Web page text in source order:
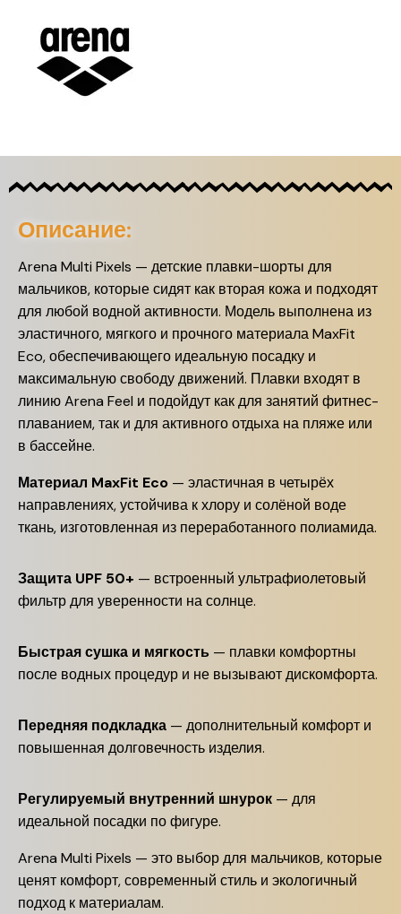
Описание:
Arena Multi Pixels — детские плавки-шорты для
мальчиков, которые сидят как вторая кожа и подходят
для любой водной активности. Модель выполнена из
эластичного, мягкого и прочного материала MaxFit
Eco, обеспечивающего идеальную посадку и
максимальную свободу движений. Плавки входят в
линию Arena Feel и подойдут как для занятий фитнес-
плаванием, так и для активного отдыха на пляже или
в бассейне.
Материал MaxFit Eco — эластичная в четырёх
направлениях, устойчива к хлору и солёной воде
ткань, изготовленная из переработанного полиамида.
Защита UPF 50+ — встроенный ультрафиолетовый
фильтр для уверенности на солнце.
Быстрая сушка и мягкость — плавки комфортны
после водных процедур и не вызывают дискомфорта.
Передняя подкладка — дополнительный комфорт и
повышенная долговечность изделия.
Регулируемый внутренний шнурок — для
идеальной посадки по фигуре.
Arena Multi Pixels — это выбор для мальчиков, которые
ценят комфорт, современный стиль и экологичный
подход к материалам.